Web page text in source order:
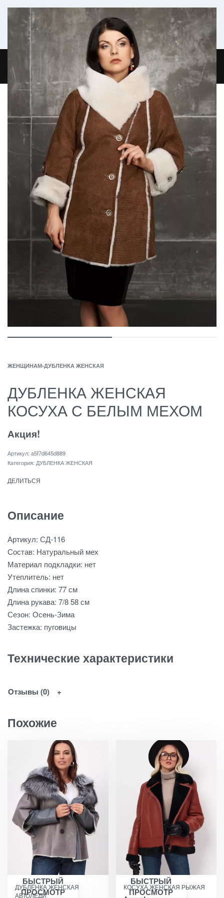
Комфортабельный микроавтобус
ГЛАВНАЯЖУРНАЛО НАС КОНТАКТЫ
0
ЖЕНЩИНАМ›ДУБЛЕНКА ЖЕНСКАЯ
ДУБЛЕНКА ЖЕНСКАЯ
КОСУХА С БЕЛЫМ МЕХОМ
Акция!
a5f7d645d889
Категория: ДУБЛЕНКА ЖЕНСКАЯ
ДЕЛИТЬСЯ
Описание
Артикул: СД-116
Состав: Натуральный мех
Материал подкладки: нет
Утеплитель: нет
Длина спинки: 77 см
Длина рукава: 7/8 58 см
Сезон: Осень-Зима
Застежка: пуговицы
Технические характеристики
Отзывы (0)
Похожие
БЫСТРЫЙ
ПРОСМОТР
ДУБЛЁНКА ЖЕНСКАЯ
АВТОЛЕДИ
БЫСТРЫЙ
ПРОСМОТР
КОСУХА ЖЕНСКАЯ РЫЖАЯ